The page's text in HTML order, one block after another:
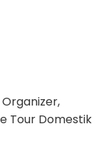
Tour Domestik